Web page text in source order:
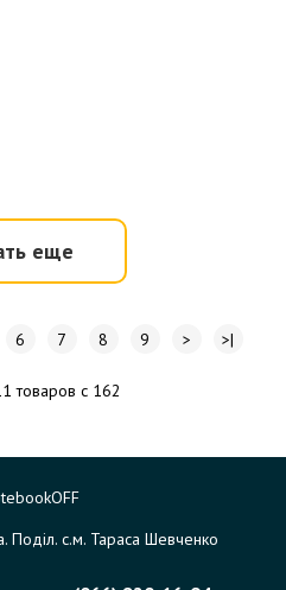
еще
6 7 8 9 > >|
товаров с 162
Поділ. с.м. Тараса Шевченко